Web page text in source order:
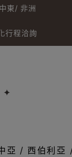
中東/ 非洲
行程洽詢
亞 / 西伯利亞